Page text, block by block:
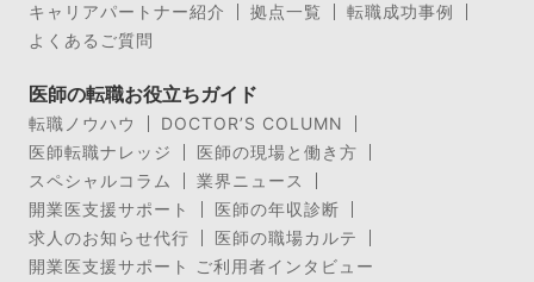
キャリアパートナー紹介
拠点一覧
転職成功事例
よくあるご質問
医師の転職お役立ちガイド
転職ノウハウ
DOCTOR’S COLUMN
医師転職ナレッジ
医師の現場と働き方
スペシャルコラム
業界ニュース
開業医支援サポート
医師の年収診断
求人のお知らせ代行
医師の職場カルテ
開業医支援サポート ご利用者インタビュー